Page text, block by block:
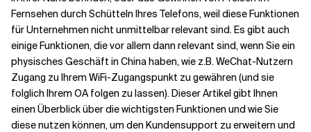
Fernsehen durch Schütteln Ihres Telefons, weil diese Funktionen
für Unternehmen nicht unmittelbar relevant sind. Es gibt auch
einige Funktionen, die vor allem dann relevant sind, wenn Sie ein
physisches Geschäft in China haben, wie z.B. WeChat-Nutzern
Zugang zu Ihrem WiFi-Zugangspunkt zu gewähren (und sie
folglich Ihrem OA folgen zu lassen). Dieser Artikel gibt Ihnen
einen Überblick über die wichtigsten Funktionen und wie Sie
diese nutzen können, um den Kundensupport zu erweitern und